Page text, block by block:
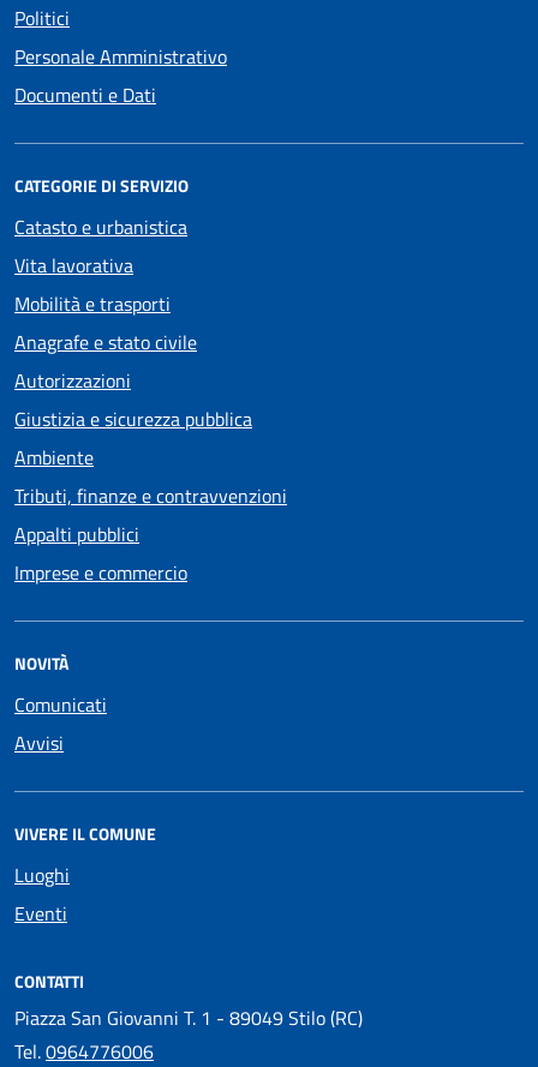
Politici
Personale Amministrativo
Documenti e Dati
CATEGORIE DI SERVIZIO
Catasto e urbanistica
Vita lavorativa
Mobilità e trasporti
Anagrafe e stato civile
Autorizzazioni
Giustizia e sicurezza pubblica
Ambiente
Tributi, finanze e contravvenzioni
Appalti pubblici
Imprese e commercio
NOVITÀ
Comunicati
Avvisi
VIVERE IL COMUNE
Luoghi
Eventi
CONTATTI
Piazza San Giovanni T. 1 - 89049 Stilo (RC)
Tel.0964776006